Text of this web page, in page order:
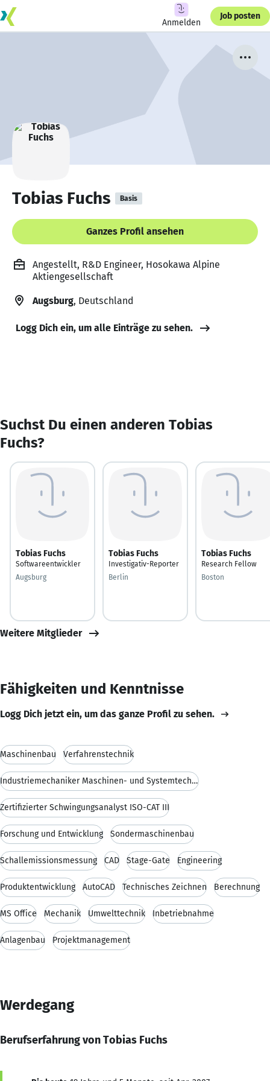
Anmelden
Job posten
Tobias Fuchs Basis
Ganzes Profil ansehen
Angestellt, R&D Engineer, Hosokawa Alpine
Aktiengesellschaft
Augsburg, Deutschland
Logg Dich ein, um alle Einträge zu sehen.
Suchst Du einen anderen Tobias
Fuchs?
Tobias Fuchs
Softwareentwickler
Augsburg
Tobias Fuchs
Investigativ-Reporter
Berlin
Tobias Fuchs
Research Fellow
Boston
Weitere Mitglieder
Fähigkeiten und Kenntnisse
Logg Dich jetzt ein, um das ganze Profil zu sehen.
Maschinenbau Verfahrenstechnik
Industriemechaniker Maschinen- und Systemtechnik
Zertifizierter Schwingungsanalyst ISO-CAT III
Forschung und Entwicklung Sondermaschinenbau
Schallemissionsmessung CAD Stage-Gate Engineering
Produktentwicklung AutoCAD Technisches Zeichnen Berechnung
MS Office Mechanik Umwelttechnik Inbetriebnahme
Anlagenbau Projektmanagement
Werdegang
Berufserfahrung von Tobias Fuchs